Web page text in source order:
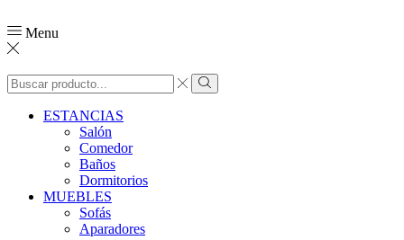
Menu
Search
input
Search
ESTANCIAS
Salón
Comedor
Baños
Dormitorios
MUEBLES
Sofás
Aparadores